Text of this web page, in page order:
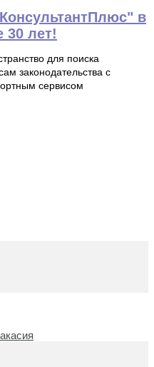
в
30 лет!
для поиска
законодательства с
сервисом